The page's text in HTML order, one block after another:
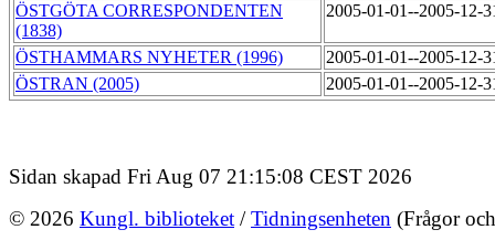
ÖSTGÖTA CORRESPONDENTEN
(1838)
2005-01-01--2005-12-
ÖSTHAMMARS NYHETER (1996)
2005-01-01--2005-12-
ÖSTRAN (2005)
2005-01-01--2005-12-
Sidan skapad Fri Aug 07 21:15:08 CEST 2026
© 2026 Kungl. biblioteket /Tidningsenheten (Frågor